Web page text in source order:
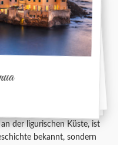
der ligurischen Küste, ist
bekannt, sondern